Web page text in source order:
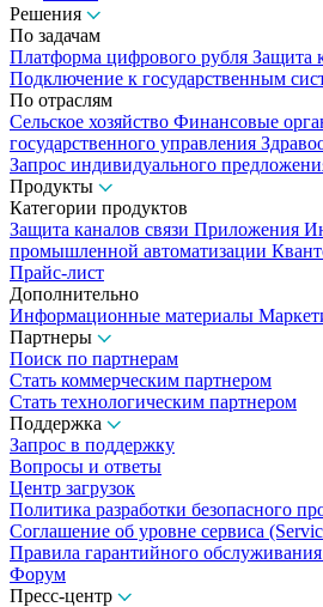
Решения
По задачам
Платформа цифрового рубля Защита
Подключение к государственным
По отраслям
Сельское хозяйство Финансовые
государственного управления
Запрос индивидуального
Продукты
Категории продуктов
Защита каналов связи Приложения
промышленной автоматизации
Прайс-лист
Дополнительно
Информационные материалы
Партнеры
Поиск по партнерам
Стать коммерческим партнером
Стать технологическим партнером
Поддержка
Запрос в поддержку
Вопросы и ответы
Центр загрузок
Политика разработки безопасного
Соглашение об уровне сервиса
Правила гарантийного
Форум
Пресс-центр